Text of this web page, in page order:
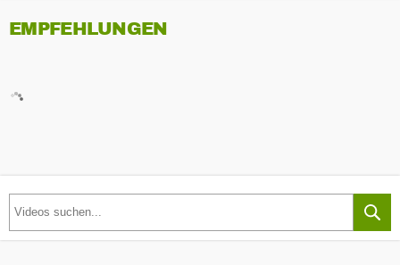
EMPFEHLUNGEN